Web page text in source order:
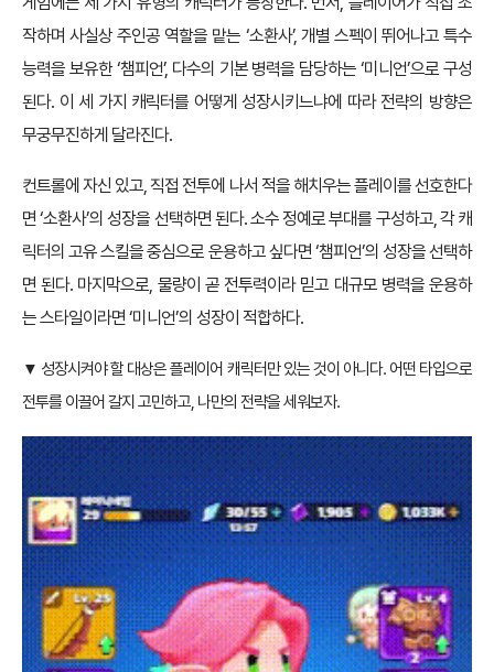
작하며 사실상 주인공 역할을 맡는 ‘소환사’, 개별 스펙이 뛰어나고 특수
능력을 보유한 ‘챔피언’, 다수의 기본 병력을 담당하는 ‘미니언’으로 구성
된다. 이 세 가지 캐릭터를 어떻게 성장시키느냐에 따라 전략의 방향은
무궁무진하게 달라진다.
컨트롤에 자신 있고, 직접 전투에 나서 적을 해치우는 플레이를 선호한다
면 ‘소환사’의 성장을 선택하면 된다. 소수 정예로 부대를 구성하고, 각 캐
릭터의 고유 스킬을 중심으로 운용하고 싶다면 ‘챔피언’의 성장을 선택하
면 된다. 마지막으로, 물량이 곧 전투력이라 믿고 대규모 병력을 운용하
는 스타일이라면 ‘미니언’의 성장이 적합하다.
▼ 성장시켜야 할 대상은 플레이어 캐릭터만 있는 것이 아니다. 어떤 타입으로
전투를 이끌어 갈지 고민하고, 나만의 전략을 세워보자.